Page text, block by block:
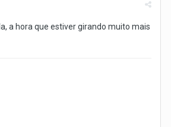
a hora que estiver girando muito mais